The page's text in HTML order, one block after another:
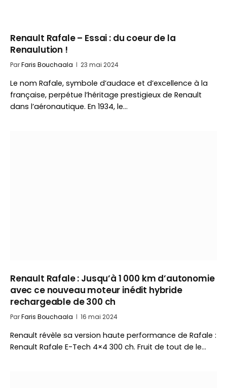
Renault Rafale – Essai : du coeur de la
Renaulution !
ParFaris Bouchaala 23 mai 2024
Le nom Rafale, symbole d’audace et d’excellence à la
française, perpétue l’héritage prestigieux de Renault
dans l’aéronautique. En 1934, le…
Renault Rafale : Jusqu’à 1 000 km d’autonomie
avec ce nouveau moteur inédit hybride
rechargeable de 300 ch
ParFaris Bouchaala 16 mai 2024
Renault révèle sa version haute performance de Rafale :
Renault Rafale E-Tech 4×4 300 ch. Fruit de tout de le…